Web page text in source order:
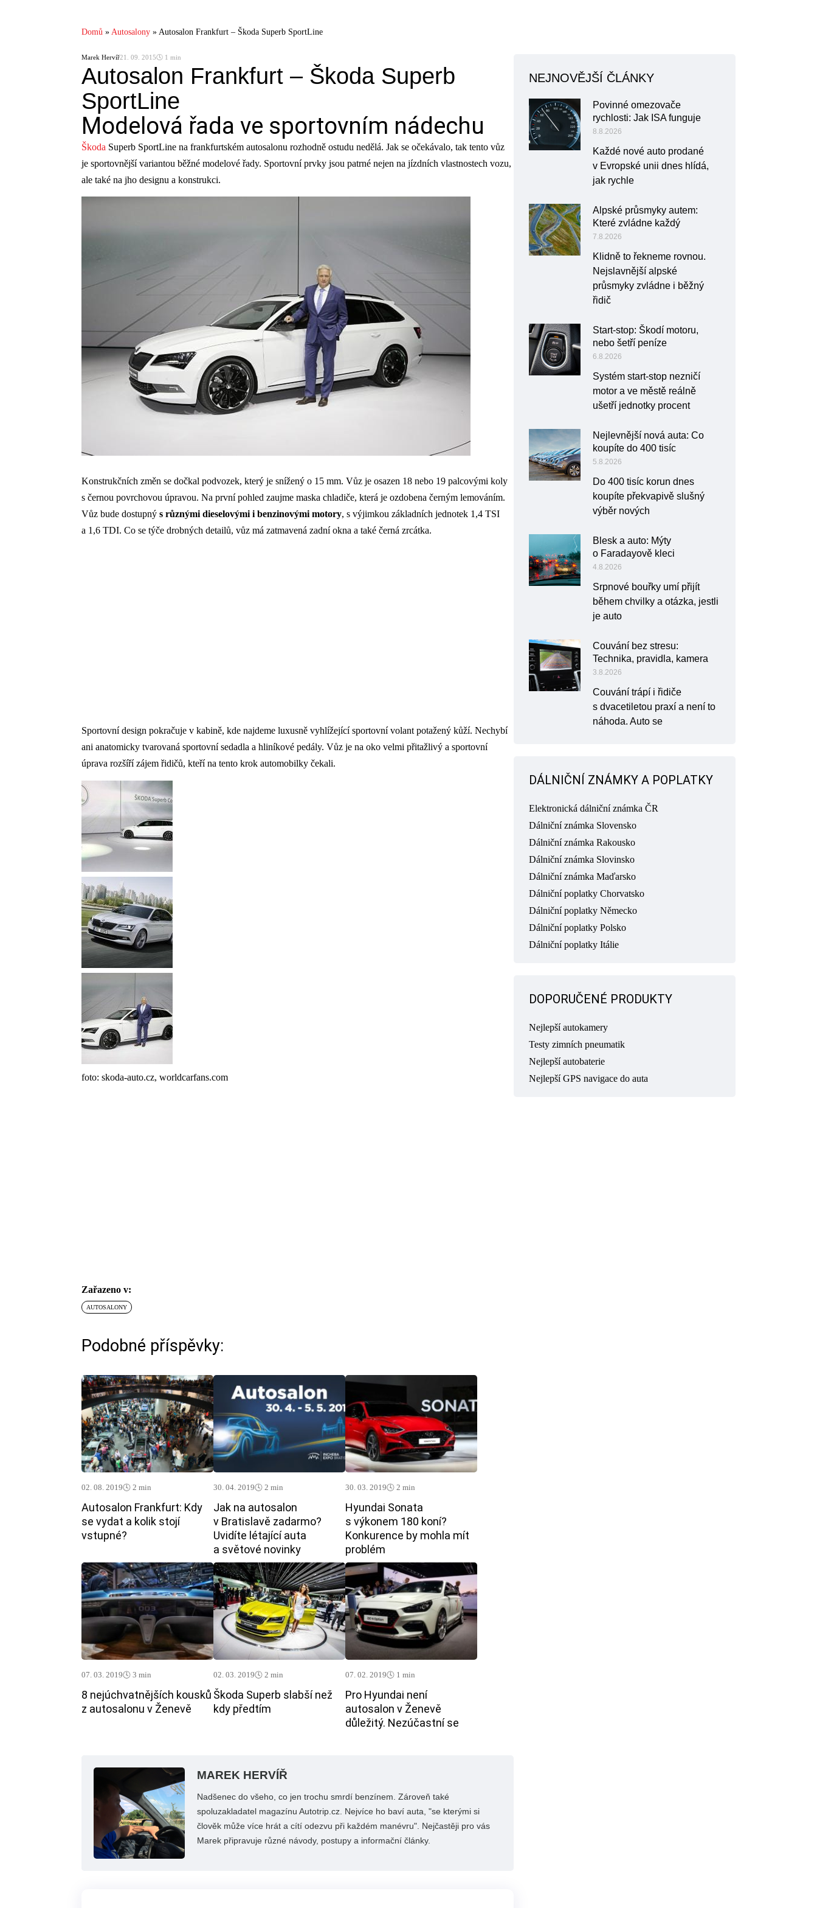
Domů » Autosalony » Autosalon Frankfurt – Škoda Superb SportLine
Marek Hervíř21. 09. 2015🕓 1 min
Autosalon Frankfurt – Škoda Superb
SportLine
Modelová řada ve sportovním nádechu
Škoda Superb SportLine na frankfurtském autosalonu rozhodně ostudu nedělá. Jak se očekávalo, tak tento vůz
je sportovnější variantou běžné modelové řady. Sportovní prvky jsou patrné nejen na jízdních vlastnostech vozu,
ale také na jho designu a konstrukci.
Konstrukčních změn se dočkal podvozek, který je snížený o 15 mm. Vůz je osazen 18 nebo 19 palcovými koly
s černou povrchovou úpravou. Na první pohled zaujme maska chladiče, která je ozdobena černým lemováním.
Vůz bude dostupný s různými dieselovými i benzinovými motory, s výjimkou základních jednotek 1,4 TSI
a 1,6 TDI. Co se týče drobných detailů, vůz má zatmavená zadní okna a také černá zrcátka.
Sportovní design pokračuje v kabině, kde najdeme luxusně vyhlížející sportovní volant potažený kůží. Nechybí
ani anatomicky tvarovaná sportovní sedadla a hliníkové pedály. Vůz je na oko velmi přitažlivý a sportovní
úprava rozšíří zájem řidičů, kteří na tento krok automobilky čekali.
foto: skoda-auto.cz, worldcarfans.com
Zařazeno v:
AUTOSALONY
Podobné příspěvky:
02. 08. 2019🕓 2 min
Autosalon Frankfurt: Kdy
se vydat a kolik stojí
vstupné?
30. 04. 2019🕓 2 min
Jak na autosalon
v Bratislavě zadarmo?
Uvidíte létající auta
a světové novinky
30. 03. 2019🕓 2 min
Hyundai Sonata
s výkonem 180 koní?
Konkurence by mohla mít
problém
07. 03. 2019🕓 3 min
8 nejúchvatnějších kousků
z autosalonu v Ženevě
02. 03. 2019🕓 2 min
Škoda Superb slabší než
kdy předtím
07. 02. 2019🕓 1 min
Pro Hyundai není
autosalon v Ženevě
důležitý. Nezúčastní se
MAREK HERVÍŘ
Nadšenec do všeho, co jen trochu smrdí benzínem. Zároveň také
spoluzakladatel magazínu Autotrip.cz. Nejvíce ho baví auta, "se kterými si
člověk může více hrát a cítí odezvu při každém manévru". Nejčastěji pro vás
Marek připravuje různé návody, postupy a informační články.
NEJNOVĚJŠÍ ČLÁNKY
Povinné omezovače
rychlosti: Jak ISA funguje
8.8.2026
Každé nové auto prodané
v Evropské unii dnes hlídá,
jak rychle
Alpské průsmyky autem:
Které zvládne každý
7.8.2026
Klidně to řekneme rovnou.
Nejslavnější alpské
průsmyky zvládne i běžný
řidič
Start-stop: Škodí motoru,
nebo šetří peníze
6.8.2026
Systém start-stop nezničí
motor a ve městě reálně
ušetří jednotky procent
Nejlevnější nová auta: Co
koupíte do 400 tisíc
5.8.2026
Do 400 tisíc korun dnes
koupíte překvapivě slušný
výběr nových
Blesk a auto: Mýty
o Faradayově kleci
4.8.2026
Srpnové bouřky umí přijít
během chvilky a otázka, jestli
je auto
Couvání bez stresu:
Technika, pravidla, kamera
3.8.2026
Couvání trápí i řidiče
s dvacetiletou praxí a není to
náhoda. Auto se
DÁLNIČNÍ ZNÁMKY A POPLATKY
Elektronická dálniční známka ČR
Dálniční známka Slovensko
Dálniční známka Rakousko
Dálniční známka Slovinsko
Dálniční známka Maďarsko
Dálniční poplatky Chorvatsko
Dálniční poplatky Německo
Dálniční poplatky Polsko
Dálniční poplatky Itálie
DOPORUČENÉ PRODUKTY
Nejlepší autokamery
Testy zimních pneumatik
Nejlepší autobaterie
Nejlepší GPS navigace do auta